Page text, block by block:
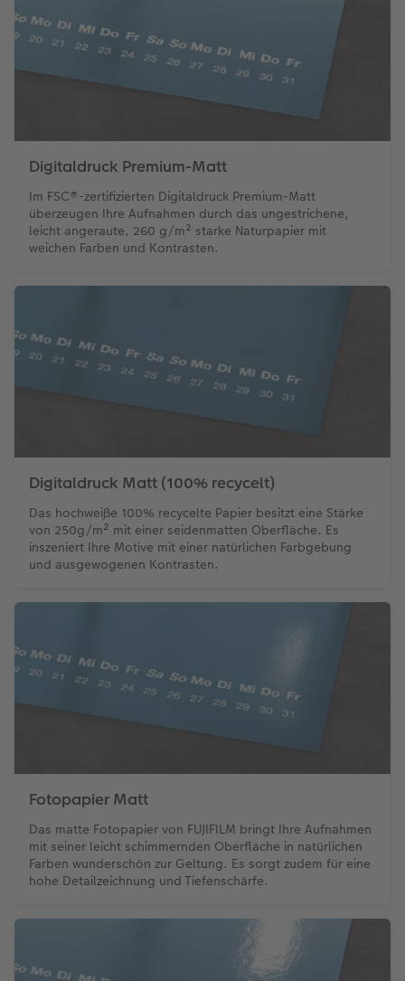
Digitaldruck Premium-Matt
Im FSC®-zertifizierten Digitaldruck Premium-Matt
überzeugen Ihre Aufnahmen durch das ungestrichene,
leicht angeraute, 260 g/m² starke Naturpapier mit
weichen Farben und Kontrasten.
Digitaldruck Matt (100% recycelt)
Das hochweiße 100% recycelte Papier besitzt eine Stärke
von 250g/m² mit einer seidenmatten Oberfläche. Es
inszeniert Ihre Motive mit einer natürlichen Farbgebung
und ausgewogenen Kontrasten.
Fotopapier Matt
Das matte Fotopapier von FUJIFILM bringt Ihre Aufnahmen
mit seiner leicht schimmernden Oberfläche in natürlichen
Farben wunderschön zur Geltung. Es sorgt zudem für eine
hohe Detailzeichnung und Tiefenschärfe.